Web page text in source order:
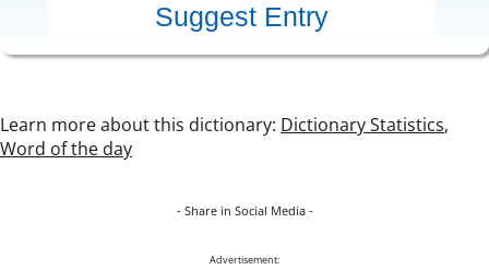
Learn more about this dictionary: Dictionary Statistics,
Word of the day
- Share in Social Media -
Advertisement: